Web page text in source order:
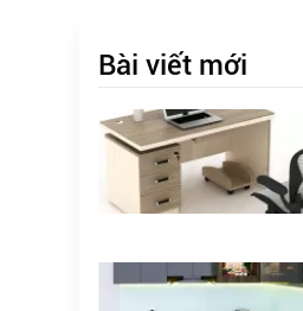
Bài viết mới